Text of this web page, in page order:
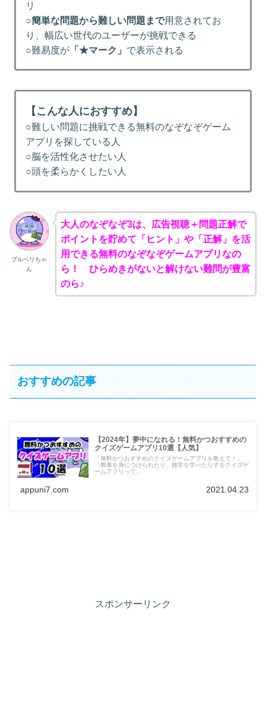
リ
○簡単な問題から難しい問題まで用意されてお
り、幅広い世代のユーザーが挑戦できる
○難易度が 「★マーク」 で表示される
【こんな人におすすめ】
○難しい問題に挑戦できる無料のなぞなぞゲーム
アプリを探している人
○脳を活性化させたい人
○頭を柔らかくしたい人
ブルベリちゃ
ん
大人のなぞなぞ3は、広告視聴＋問題正解で
ポイントを貯めて「ヒント」や「正解」を活
用できる無料のなぞなぞゲームアプリなの
ら！ ひらめきがないと解けない難問が豊富
のら♪
おすすめの記事
【2024年】夢中になれる！無料かつおすすめの
クイズゲームアプリ10選【人気】
「無料かつおすすめのクイズゲームアプリを教えて！」
「教養を身につけられたり、雑学を学べたりするクイズゲ
ームアプリって...
appuni7.com 2021.04.23
スポンサーリンク